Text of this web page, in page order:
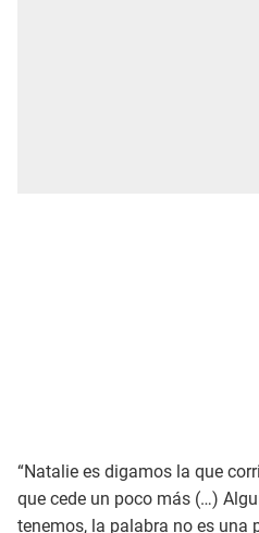
“Natalie es digamos la que
que cede un poco más (…)
tenemos, la palabra no es una